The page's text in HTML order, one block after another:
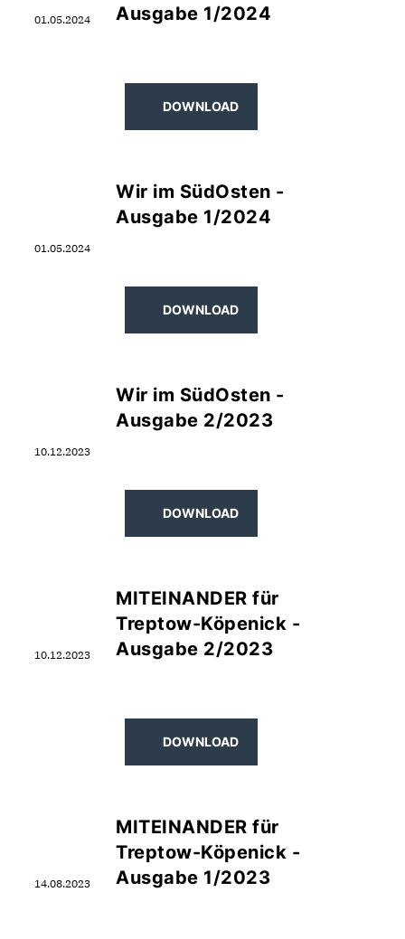
01.05.2024
Ausgabe 1/2024
DOWNLOAD
01.05.2024
Wir im SüdOsten -
Ausgabe 1/2024
DOWNLOAD
10.12.2023
Wir im SüdOsten -
Ausgabe 2/2023
DOWNLOAD
10.12.2023
MITEINANDER für
Treptow-Köpenick -
Ausgabe 2/2023
DOWNLOAD
14.08.2023
MITEINANDER für
Treptow-Köpenick -
Ausgabe 1/2023